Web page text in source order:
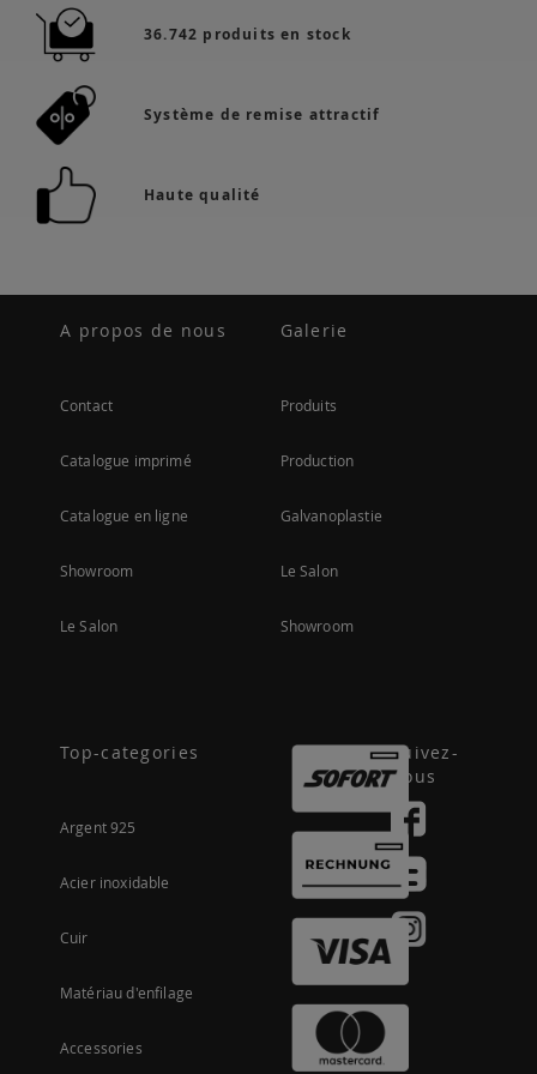
36.742 produits en stock
Système de remise attractif
Haute qualité
A propos de nous
Contact
Catalogue imprimé
Catalogue en ligne
Showroom
Le Salon
Galerie
Produits
Production
Galvanoplastie
Le Salon
Showroom
Top-categories
Argent 925
Acier inoxidable
Cuir
Matériau d'enfilage
Accessories
Suivez-
nous